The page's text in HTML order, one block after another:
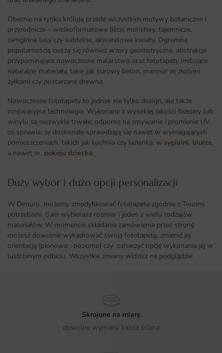
Obecnie na rynku królują przede wszystkim motywy botaniczne i
przyrodnicze – wielkoformatowe liście monstery, tajemnicze,
zamglone lasy czy subtelne, akwarelowe kwiaty. Ogromną
popularnością cieszą się również wzory geometryczne, abstrakcje
przypominające nowoczesne malarstwo oraz fototapety imitujące
naturalne materiały, takie jak surowy beton, marmur ze złotymi
żyłkami czy postarzane drewno.
Nowoczesne fototapety to jednak nie tylko design, ale także
innowacyjna technologia. Wykonane z wysokiej jakości flizeliny lub
winylu są niezwykle trwałe, odporne na zmywanie i promienie UV,
co sprawia, że doskonale sprawdzają się nawet w wymagających
pomieszczeniach, takich jak kuchnia czy łazienka, w sypialni, biurze,
a nawet w pokoju dziecka,
Duży wybór i dużo opcji personalizacji ​
W Dimuro możemy zmodyfikować fototapetę zgodnie z Twoimi
potrzebami. Sam wybierasz rozmiar i jeden z wielu rodzajów
materiałów. W momencie składania zamówienia przez stronę
możesz dowolnie wykadrować swoją fototapetę, zmienić jej
orientację (pionowo , poziomo) czy oznaczyć opcję wykonania jej w
lustrzanym odbiciu. Wszystkie zmiany widzisz na podglądzie.
Skrojone na miarę
dowolne wymiary, każda ściana